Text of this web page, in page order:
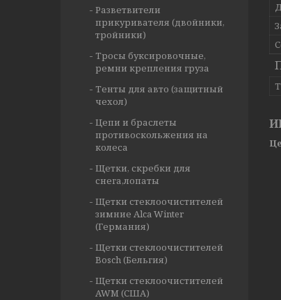
Разветвители
прикуривателя (двойники,
тройники)
Тросы буксировочные,
ремни крепления груза
Тенты для авто (защитный
чехол)
Цепи и браслеты
противоскольжения на
колеса
Щетки, скребки для
снега,лопаты
Щетки стеклоочистителей
зимние Alca Winter
(Германия)
Щетки стеклоочистителей
Bosch (Бельгия)
Щетки стеклоочистителей
AWM (США)